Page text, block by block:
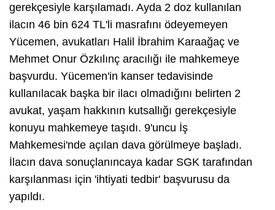
gerekçesiyle karşılamadı. Ayda 2 doz kullanılan
ilacın 46 bin 624 TL'li masrafını ödeyemeyen
Yücemen, avukatları Halil İbrahim Karaağaç ve
Mehmet Onur Özkılınç aracılığı ile mahkemeye
başvurdu. Yücemen'in kanser tedavisinde
kullanılacak başka bir ilacı olmadığını belirten 2
avukat, yaşam hakkının kutsallığı gerekçesiyle
konuyu mahkemeye taşıdı. 9'uncu İş
Mahkemesi'nde açılan dava görülmeye başladı.
İlacın dava sonuçlanıncaya kadar SGK tarafından
karşılanması için 'ihtiyati tedbir' başvurusu da
yapıldı.